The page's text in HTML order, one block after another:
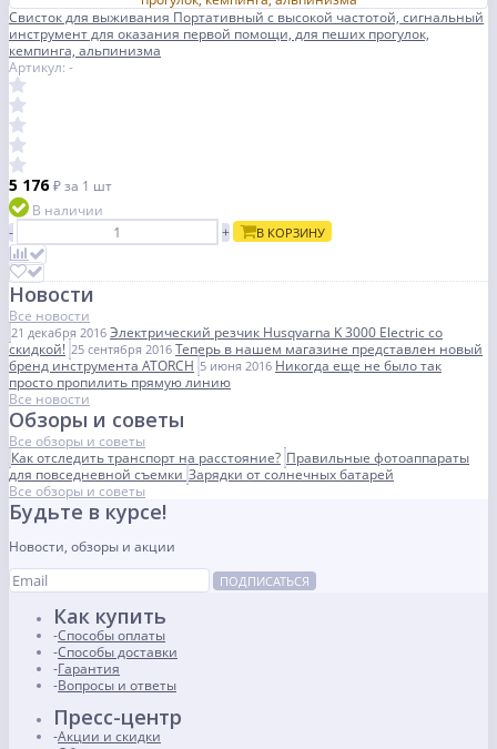
Свисток для выживания Портативный с высокой частотой, сигнальный
инструмент для оказания первой помощи, для пеших прогулок,
кемпинга, альпинизма
Артикул: -
5 176₽за 1 шт
В наличии
-
+ В КОРЗИНУ
Новости
Все новости
21 декабря 2016 Электрический резчик Husqvarna K 3000 Electric со
скидкой! 25 сентября 2016 Теперь в нашем магазине представлен новый
бренд инструмента ATORCH 5 июня 2016 Никогда еще не было так
просто пропилить прямую линию
Все новости
Обзоры и советы
Все обзоры и советы
Как отследить транспорт на расстояние? Правильные фотоаппараты
для повседневной съемки Зарядки от солнечных батарей
Все обзоры и советы
Будьте в курсе!
Новости, обзоры и акции
ПОДПИСАТЬСЯ
Как купить
Способы оплаты
Способы доставки
Гарантия
Вопросы и ответы
Пресс-центр
Акции и скидки